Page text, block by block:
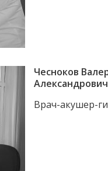
Чесноков
Александрович
Врач-акушер-